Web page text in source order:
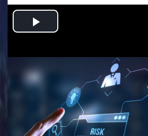
Play
Video